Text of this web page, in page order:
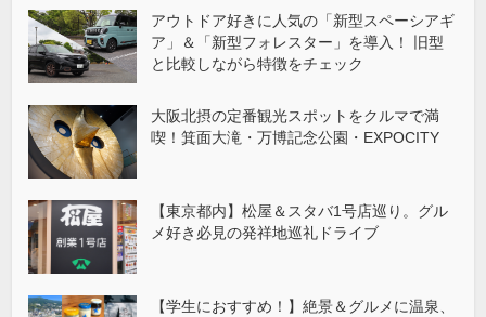
アウトドア好きに人気の「新型スペーシアギ
ア」＆「新型フォレスター」を導入！ 旧型
と比較しながら特徴をチェック
大阪北摂の定番観光スポットをクルマで満
喫！箕面大滝・万博記念公園・EXPOCITY
【東京都内】松屋＆スタバ1号店巡り。グル
メ好き必見の発祥地巡礼ドライブ
【学生におすすめ！】絶景＆グルメに温泉、